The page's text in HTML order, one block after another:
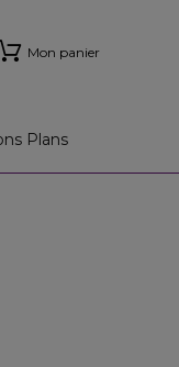
Mon panier
Plans